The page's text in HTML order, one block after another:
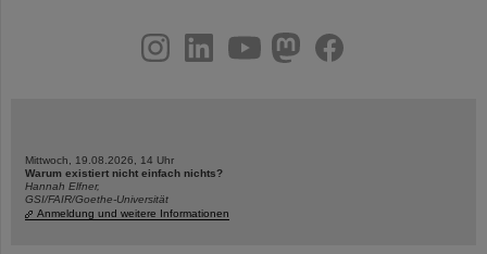
youtubehelmholtz.socialfacebook
Mittwoch, 19.08.2026, 14 Uhr
Warum existiert nicht einfach nichts?
Hannah Elfner,
GSI/FAIR/Goethe-Universität
Anmeldung und weitere Informationen